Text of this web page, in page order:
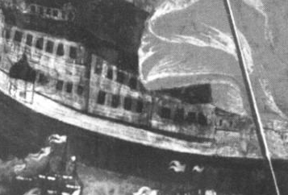
Свято-Троицкий собор Архангельска
23.12.2015
Сегодня мы можем говорить, что Архангельск в
пострадал от целенаправленных
выдающихся памятников архитектуры. Больше
вызванная борьбой с религией, набравшая
разрушение православного центра
собора Архангельска.
Возникнув в начале XVIII века в центре
двухэтажный Троицкий собор, сразу превратился